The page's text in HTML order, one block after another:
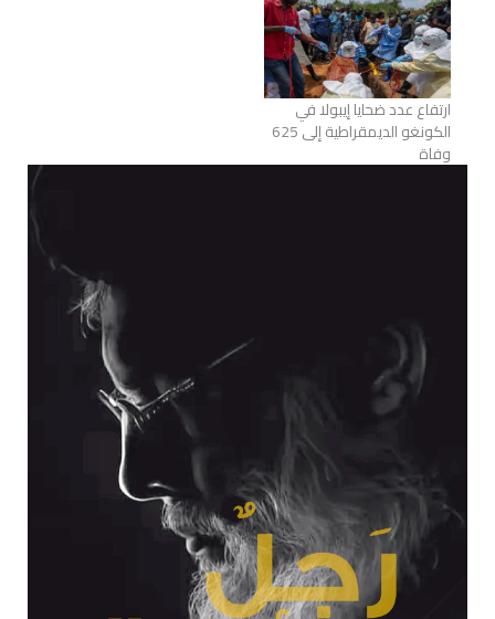
ارتفاع عدد ضحايا إيبولا في
الكونغو الديمقراطية إلى 625
وفاة